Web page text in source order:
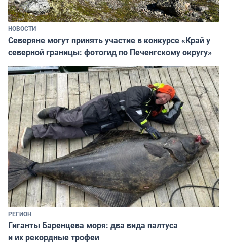
НОВОСТИ
Северяне могут принять участие в конкурсе «Край у
северной границы: фотогид по Печенгскому округу»
РЕГИОН
Гиганты Баренцева моря: два вида палтуса
и их рекордные трофеи